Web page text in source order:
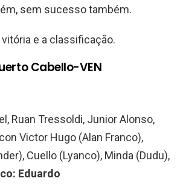
sem sucesso também.
e a classificação.
Cabello-VEN
Ruan Tressoldi, Junior Alonso,
Victor Hugo (Alan Franco),
Cuello (Lyanco), Minda (Dudu),
Eduardo